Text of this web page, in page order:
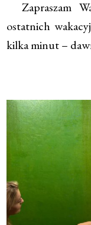
Zapraszam
ostatnich
kilka minut –